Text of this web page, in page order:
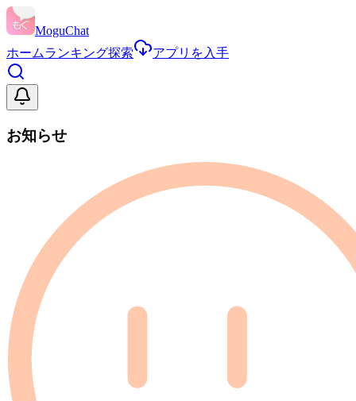
MoguChat
ホームランキング探索 アプリを入手
お知らせ